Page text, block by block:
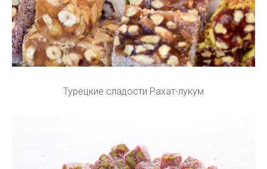
Турецкие сладости Рахат-лукум